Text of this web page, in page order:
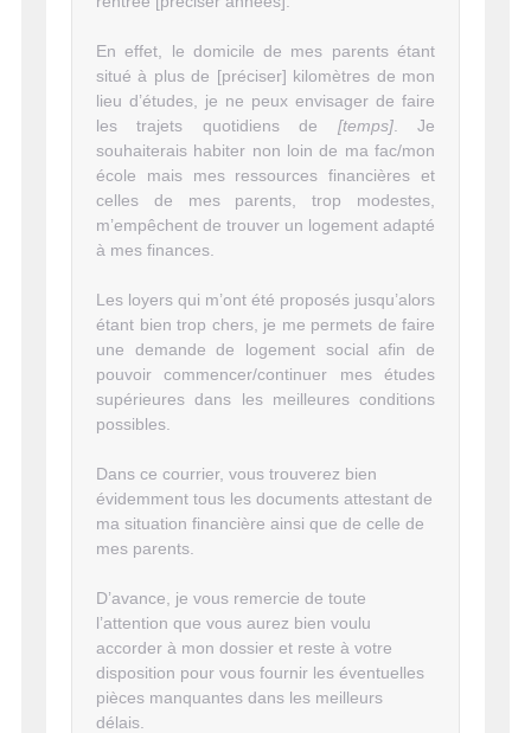
En effet, le domicile de mes parents étant
situé à plus de [préciser] kilomètres de mon
lieu d’études, je ne peux envisager de faire
les trajets quotidiens de [temps]. Je
souhaiterais habiter non loin de ma fac/mon
école mais mes ressources financières et
celles de mes parents, trop modestes,
m’empêchent de trouver un logement adapté
à mes finances.
Les loyers qui m’ont été proposés jusqu’alors
étant bien trop chers, je me permets de faire
une demande de logement social afin de
pouvoir commencer/continuer mes études
supérieures dans les meilleures conditions
possibles.
Dans ce courrier, vous trouverez bien
évidemment tous les documents attestant de
ma situation financière ainsi que de celle de
mes parents.
D’avance, je vous remercie de toute
l’attention que vous aurez bien voulu
accorder à mon dossier et reste à votre
disposition pour vous fournir les éventuelles
pièces manquantes dans les meilleurs
délais.